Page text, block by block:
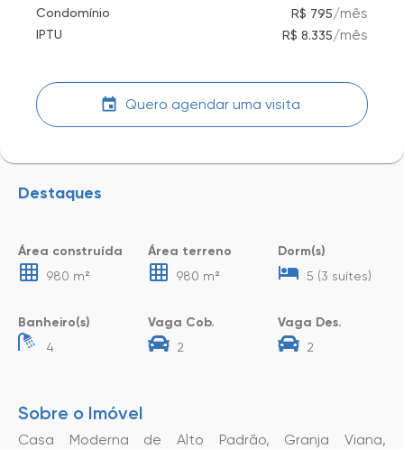
Condomínio R$ 795/mês
IPTU R$ 8.335/mês
Quero agendar uma visita
Destaques
Área construída
980 m²
Área terreno
980 m²
Dorm(s)
5 (3 suítes)
Banheiro(s)
4
Vaga Cob.
2
Vaga Des.
2
Sobre o Imóvel
Casa Moderna de Alto Padrão, Granja Viana,